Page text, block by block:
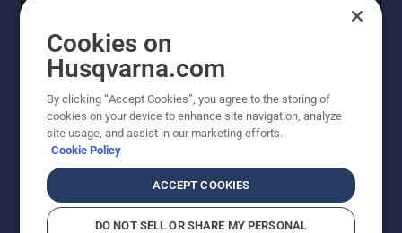
© Husqvarna AB (publ). Tutti i diritti riservati. I prezzi
Husqvarna Schweiz AG per i rivenditori specializzati
aderenti all’iniziativa, prezzi in CHF comprensivi di IVA
all’ 8,1% e TRA. Con riserva di modifica. Tutti i prezzi
indicati sono prezzi al dettaglio consigliati (IVA inclusa),
a meno che il prodotto non sia disponibile per l'acquisto
Informativa sui cookieTermini di utilizzo
Informativa sulla privacyRiferimentiCGVF Negozio online
Cookies on
Husqvarna.com
By clicking “Accept Cookies”, you agree to the storing of
cookies on your device to enhance site navigation, analyze
site usage, and assist in our marketing efforts.
Cookie Policy
ACCEPT COOKIES
DO NOT SELL OR SHARE MY PERSONAL